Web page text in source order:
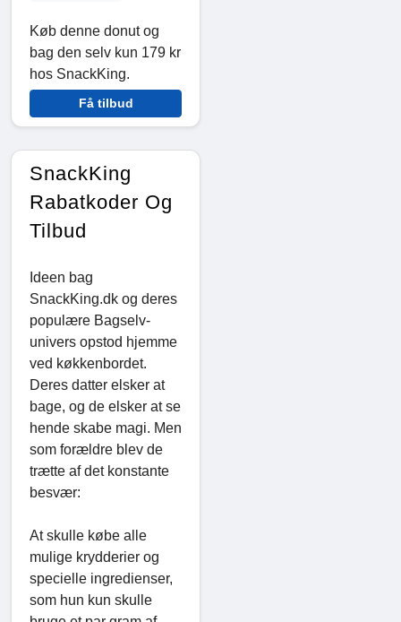
Køb denne donut og
bag den selv kun 179 kr
hos SnackKing.
Få tilbud
SnackKing
Rabatkoder Og
Tilbud
Ideen bag
SnackKing.dk og deres
populære Bagselv-
univers opstod hjemme
ved køkkenbordet.
Deres datter elsker at
bage, og de elsker at se
hende skabe magi. Men
som forældre blev de
trætte af det konstante
besvær:
At skulle købe alle
mulige krydderier og
specielle ingredienser,
som hun kun skulle